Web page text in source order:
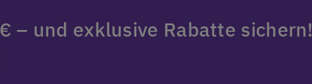
– und exklusive Rabatte sichern!